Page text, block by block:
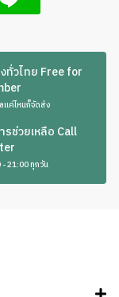
ทั่วไทย Free for
แค่ไหนก็จัดส่ง
รช่วยเหลือ Call
21:00 ทุกวัน